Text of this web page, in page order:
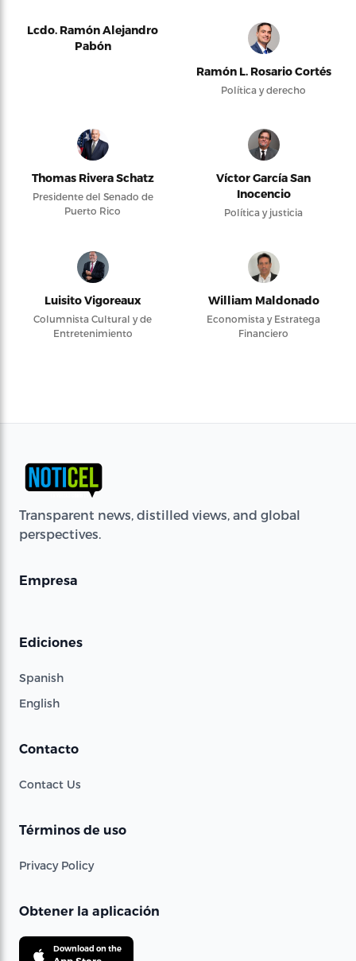
Lcdo. Ramón Alejandro
Pabón
Ramón L. Rosario Cortés
Política y derecho
Thomas Rivera Schatz
Presidente del Senado de
Puerto Rico
Víctor García San
Inocencio
Política y justicia
Luisito Vigoreaux
Columnista Cultural y de
Entretenimiento
William Maldonado
Economista y Estratega
Financiero
Transparent news, distilled views, and global
perspectives.
Empresa
Ediciones
Spanish
English
Contacto
Contact Us
Términos de uso
Privacy Policy
Obtener la aplicación
Download on the